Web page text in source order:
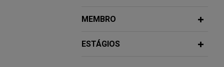
MEMBRO
ESTÁGIOS